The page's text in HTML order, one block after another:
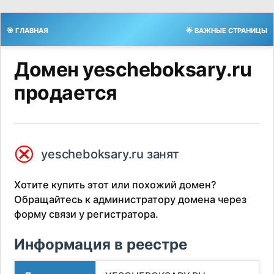
🎯 ГЛАВНАЯ 🌟 ВАЖНЫЕ СТРАНИЦЫ
Домен yescheboksary.ru
продается
⮿ yescheboksary.ru занят
Хотите купить этот или похожий домен?
Обращайтесь к администратору домена через
форму связи у регистратора.
Информация в реестре